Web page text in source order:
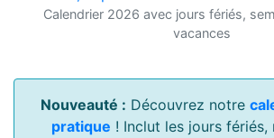
Calendrier 2026 avec jours fériés,
vacances
Nouveauté : Découvrez notre
pratique ! Inclut les jours fériés,